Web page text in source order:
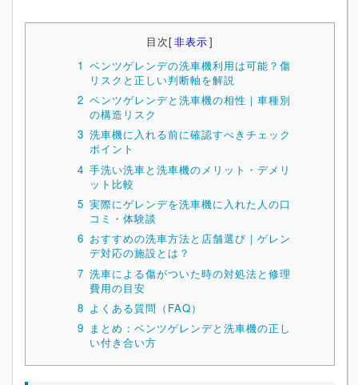
目次[非表示]
1 ベンツゲレンデの洗車機利用は可能？傷
リスクと正しい判断軸を解説
2 ベンツゲレンデと洗車機の相性｜車種別
の構造リスク
3 洗車機に入れる前に確認すべきチェック
ポイント
4 手洗い洗車と洗車機のメリット・デメリ
ット比較
5 実際にゲレンデを洗車機に入れた人の口
コミ・体験談
6 おすすめの洗車方法と店舗選び｜ゲレン
デ対応の施設とは？
7 洗車による傷がついた時の対処法と修理
費用の目安
8 よくある質問（FAQ）
9 まとめ：ベンツゲレンデと洗車機の正し
い付き合い方